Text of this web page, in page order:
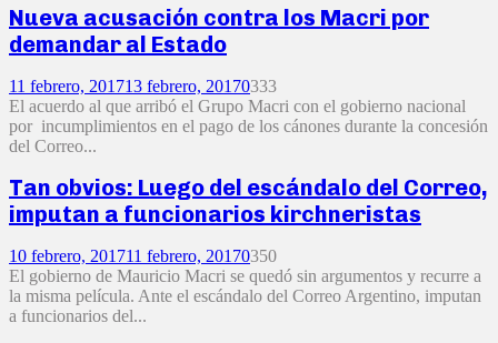
Nueva acusación contra los Macri por
demandar al Estado
11 febrero, 201713 febrero, 20170333
El acuerdo al que arribó el Grupo Macri con el gobierno nacional
por incumplimientos en el pago de los cánones durante la concesión
del Correo...
Tan obvios: Luego del escándalo del Correo,
imputan a funcionarios kirchneristas
10 febrero, 201711 febrero, 20170350
El gobierno de Mauricio Macri se quedó sin argumentos y recurre a
la misma película. Ante el escándalo del Correo Argentino, imputan
a funcionarios del...